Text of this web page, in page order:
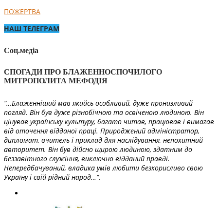
ПОЖЕРТВА
НАШ ТЕЛЕГРАМ
Соц.медіа
СПОГАДИ ПРО БЛАЖЕННОСПОЧИЛОГО
МИТРОПОЛИТА МЕФОДІЯ
“…Блаженніший мав якийсь особливий, дуже пронизливий
погляд. Він був дуже різнобічною та освіченою людиною. Він
цінував українську культуру, багато читав, працював і вимагав
від оточення відданої праці. Природжений адміністратор,
дипломат, вчитель і приклад для наслідування, непохитний
авторитет. Він був дійсно щирою людиною, здатним до
беззавітного служіння, виключно відданий правді.
Непередбачуваний, владика умів любити безкорисливо свою
Україну і свій рідний народ…”.